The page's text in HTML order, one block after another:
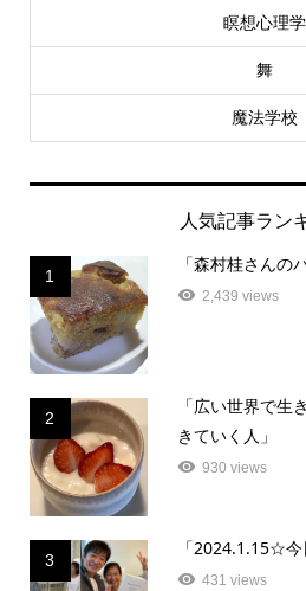
瞑想心理学
舞
魔法学校
人気記事ラン
1
「森村桂さんの
2,439 views
2
「広い世界で生
きていく人」
930 views
3
「2024.1.15☆今
431 views